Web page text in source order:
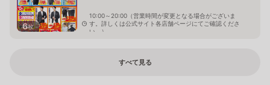
6枚
10:00～20:00（営業時間が変更となる場合がございま
す。詳しくは公式サイト各店舗ページにてご確認くださ
い。）
すべて見る